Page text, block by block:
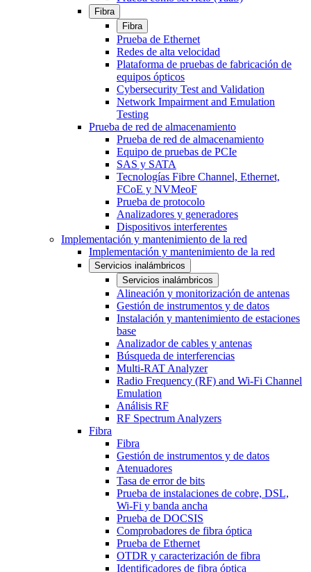
Fibra
Fibra
Prueba de Ethernet
Redes de alta velocidad
Plataforma de pruebas de fabricación de
equipos ópticos
Cybersecurity Test and Validation
Network Impairment and Emulation
Testing
Prueba de red de almacenamiento
Prueba de red de almacenamiento
Equipo de pruebas de PCIe
SAS y SATA
Tecnologías Fibre Channel, Ethernet,
FCoE y NVMeoF
Prueba de protocolo
Analizadores y generadores
Dispositivos interferentes
Implementación y mantenimiento de la red
Implementación y mantenimiento de la red
Servicios inalámbricos
Servicios inalámbricos
Alineación y monitorización de antenas
Gestión de instrumentos y de datos
Instalación y mantenimiento de estaciones
base
Analizador de cables y antenas
Búsqueda de interferencias
Multi-RAT Analyzer
Radio Frequency (RF) and Wi-Fi Channel
Emulation
Análisis RF
RF Spectrum Analyzers
Fibra
Fibra
Gestión de instrumentos y de datos
Atenuadores
Tasa de error de bits
Prueba de instalaciones de cobre, DSL,
Wi-Fi y banda ancha
Prueba de DOCSIS
Comprobadores de fibra óptica
Prueba de Ethernet
OTDR y caracterización de fibra
Identificadores de fibra óptica